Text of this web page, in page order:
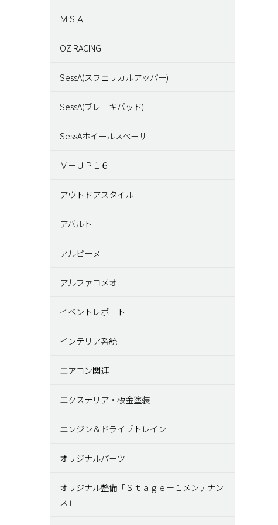
ＭＳＡ
OZ RACING
SessA(スフェリカルアッパー)
SessA(ブレーキパッド)
SessAホイールスペーサ
Ｖ－ＵＰ１６
アウトドアスタイル
アバルト
アルピーヌ
アルファロメオ
イベントレポート
インテリア系統
エアコン関連
エクステリア・板金塗装
エンジン＆ドライブトレイン
オリジナルパーツ
オリジナル整備「Ｓｔａｇｅ－１メンテナン
ス」